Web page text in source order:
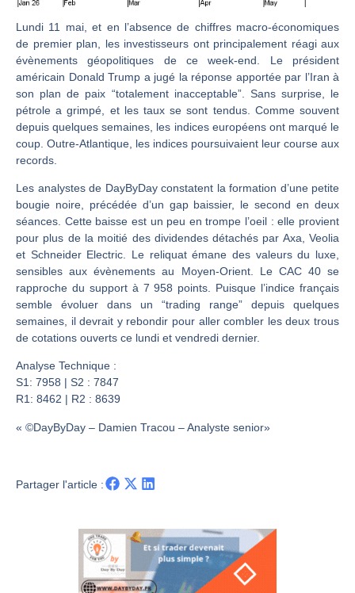
LVMH : Un rebond à confirmer | Bernard Prats-Desclaux – Market Movers
Le monde a changé de règles cette nuit. Personne ne vous l’a encore dit | Louis-Antoine Michelet
EUR/USD : Une réunion à priori sans saveur | Philippe Lhermie – Flash Forex
La France, maillon faible de l’Europe ! | Jean-Louis Cussac – Chrono CAC
Les investisseurs y croient toujours | Point Stratégique Hebdomadaire – Éric Galiègue
Une inertie haussière qui ralentit | Antoine Quesada – Chrono CAC
Pourquoi le monde entier vacille en même temps cette semaine ? | par Louis-Antoine Michelet
WTI : Explosion mais réserves au plus bas | Denis Desclos – Market Movers
STMICROELECTRONICS : Correction probable | Denis Desclos – Market Movers
Lundi 11 mai, et en l’absence de chiffres macro-économiques
de premier plan, les investisseurs ont principalement réagi aux
évènements géopolitiques de ce week-end. Le président
américain Donald Trump a jugé la réponse apportée par l’Iran à
son plan de paix “totalement inacceptable”. Sans surprise, le
pétrole a grimpé, et les taux se sont tendus. Comme souvent
depuis quelques semaines, les indices européens ont marqué le
coup. Outre-Atlantique, les indices poursuivaient leur course aux
records.
Les analystes de DayByDay constatent la formation d’une petite
bougie noire, précédée d’un gap baissier, le second en deux
séances. Cette baisse est un peu en trompe l’oeil : elle provient
pour plus de la moitié des dividendes détachés par Axa, Veolia
et Schneider Electric. Le reliquat émane des valeurs du luxe,
sensibles aux évènements au Moyen-Orient. Le CAC 40 se
rapproche du support à 7 958 points. Puisque l’indice français
semble évoluer dans un “trading range” depuis quelques
semaines, il devrait y rebondir pour aller combler les deux trous
de cotations ouverts ce lundi et vendredi dernier.
Analyse Technique :
S1: 7958 | S2 : 7847
R1: 8462 | R2 : 8639
« ©DayByDay – Damien Tracou – Analyste senior»
Partager l'article :